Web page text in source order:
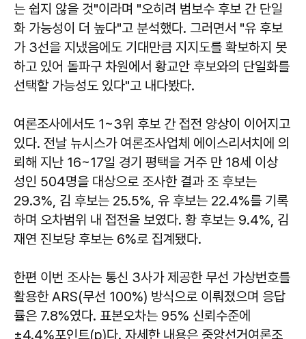
는 쉽지 않을 것"이라며 "오히려 범보수 후보 간 단일
화 가능성이 더 높다"고 분석했다. 그러면서 "유 후보
가 3선을 지냈음에도 기대만큼 지지도를 확보하지 못
하고 있어 돌파구 차원에서 황교안 후보와의 단일화를
선택할 가능성도 있다"고 내다봤다.
여론조사에서도 1~3위 후보 간 접전 양상이 이어지고
있다. 전날 뉴시스가 여론조사업체 에이스리서치에 의
뢰해 지난 16~17일 경기 평택을 거주 만 18세 이상
성인 504명을 대상으로 조사한 결과 조 후보는
29.3%, 김 후보는 25.5%, 유 후보는 22.4%를 기록
하며 오차범위 내 접전을 보였다. 황 후보는 9.4%, 김
재연 진보당 후보는 6%로 집계됐다.
한편 이번 조사는 통신 3사가 제공한 무선 가상번호를
활용한 ARS(무선 100%) 방식으로 이뤄졌으며 응답
률은 7.8%였다. 표본오차는 95% 신뢰수준에
±4.4%포인트(p)다. 자세한 내용은 중앙선거여론조